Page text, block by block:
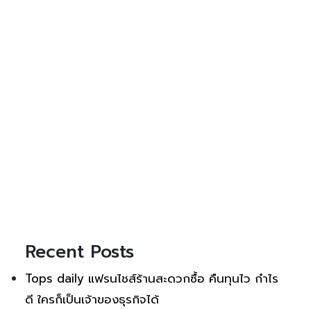
Recent Posts
Tops daily แฟรนไชส์ร้านสะดวกซื้อ คืนทุนไว กำไร
ดี ใครก็เป็นเจ้าของธุรกิจได้